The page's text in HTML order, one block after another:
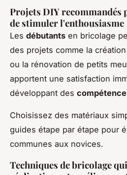
Projets DIY recommandés
de stimuler l'enthousiasme
Les débutants en bricolage
des projets comme la
ou la rénovation de petits
apportent une satisfaction
développant des
Choisissez des matériaux
guides étape par étape pour
communes aux novices.
Techniques de bricolage